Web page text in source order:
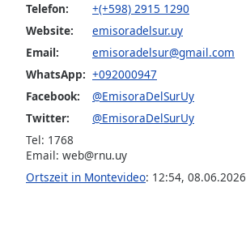
modal
window.
Beginning
dialog
window.
Escape
Telefon:
+(+598) 2915 1290
Website:
emisoradelsur.uy
Email:
emisoradelsur@gmail.com
WhatsApp: +092000947
Facebook:
@EmisoraDelSurUy
Twitter:
@EmisoraDelSurUy
Tel: 1768
Email: web@rnu.uy
Ortszeit in Montevideo: 12:54, 08.06.2026